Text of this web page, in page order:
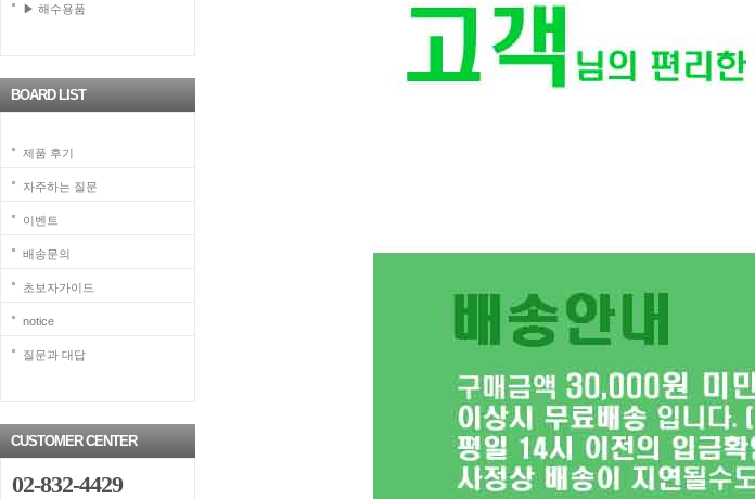
▶ 해수용품
BOARD LIST
제품 후기
자주하는 질문
이벤트
배송문의
초보자가이드
notice
질문과 대답
CUSTOMER CENTER
02-832-4429